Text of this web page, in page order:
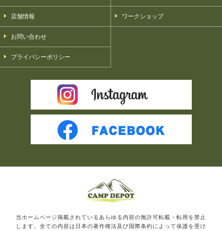
店舗情報
お問い合わせ
プライバシーポリシー
ワークショップ
当ホームページ掲載されているあらゆる内容の無許可転載・転用を禁止
します。全ての内容は日本の著作権法及び国際条約によって保護を受け